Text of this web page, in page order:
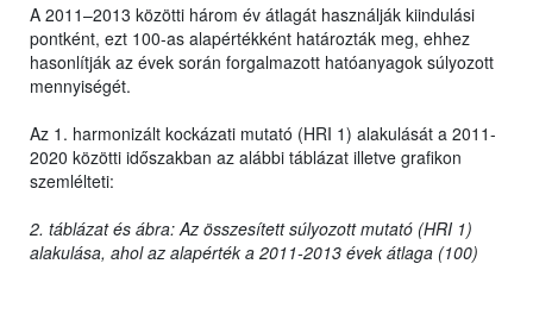
A 2011–2013 közötti három év átlagát használják kiindulási
pontként, ezt 100-as alapértékként határozták meg, ehhez
hasonlítják az évek során forgalmazott hatóanyagok súlyozott
mennyiségét.
Az 1. harmonizált kockázati mutató (HRI 1) alakulását a 2011-
2020 közötti időszakban az alábbi táblázat illetve grafikon
szemlélteti:
2. táblázat és ábra: Az összesített súlyozott mutató (HRI 1)
alakulása, ahol az alapérték a 2011-2013 évek átlaga (100)